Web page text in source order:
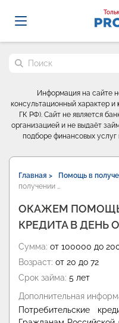
Probrokery -
Поиск по сайту
Информация на сайте
консультационный характер и
ГК РФ). Сайт не является
организацией и не выдаёт
подборе финансовых
Главная > Помощь в
получении …
ОКАЖЕМ
КРЕДИТА В ДЕНЬ
Сумма: от 100000 до
Возраст: от 20 до 72
Срок займа: 5 лет
Дополнительная
Потребительские